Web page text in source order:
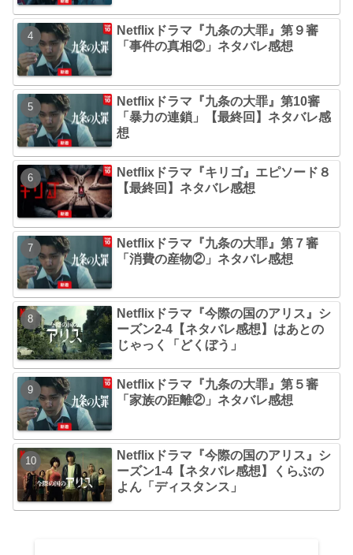
Netflixドラマ『九条の大罪』第９審
「事件の真相②」ネタバレ感想
Netflixドラマ『九条の大罪』第10審
「暴力の連鎖」【最終回】ネタバレ感
想
Netflixドラマ『キリゴ』エピソード８
【最終回】ネタバレ感想
Netflixドラマ『九条の大罪』第７審
「消費の産物②」ネタバレ感想
Netflixドラマ『今際の国のアリス』シ
ーズン2-4【ネタバレ感想】はあとの
じゃっく「どくぼう」
Netflixドラマ『九条の大罪』第５審
「家族の距離②」ネタバレ感想
Netflixドラマ『今際の国のアリス』シ
ーズン1-4【ネタバレ感想】くらぶの
よん「ディスタンス」